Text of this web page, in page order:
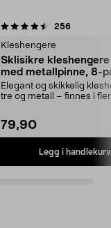
256
Kleshengere
Sklisikre
med metallpinne, 8-
Elegant og skikkelig
tre og metall – finnes i
79,90
Legg i handlekurv
4.5av 5 stjerner